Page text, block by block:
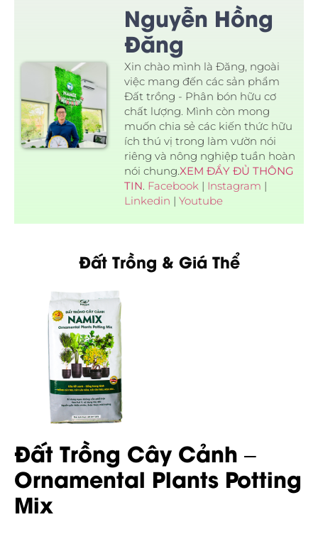
Nguyễn Hồng
Đăng
Xin chào mình là Đăng, ngoài
việc mang đến các sản phẩm
Đất trồng - Phân bón hữu cơ
chất lượng. Mình còn mong
muốn chia sẻ các kiến thức hữu
ích thú vị trong làm vườn nói
riêng và nông nghiệp tuần hoàn
nói chung.XEM ĐẦY ĐỦ THÔNG
TIN. Facebook | Instagram |
Linkedin | Youtube
Đất Trồng & Giá Thể
Đất Trồng Cây Cảnh –
Ornamental Plants Potting
Mix